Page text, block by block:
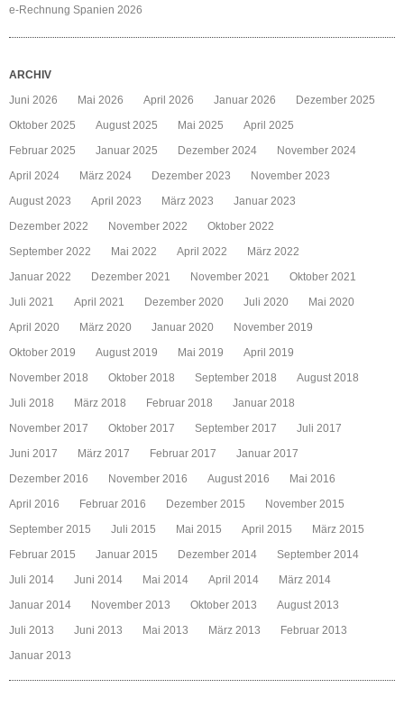
e-Rechnung Spanien 2026
ARCHIV
Juni 2026
Mai 2026 April 2026 Januar 2026
Dezember 2025
Oktober 2025
August 2025 Mai 2025
April 2025
Februar 2025
Januar 2025 Dezember 2024
November 2024
April 2024
März 2024 Dezember 2023
November 2023
August 2023
April 2023 März 2023
Januar 2023
Dezember 2022
November 2022
Oktober 2022
September 2022
Mai 2022 April 2022
März 2022
Januar 2022
Dezember 2021 November 2021
Oktober 2021
Juli 2021
April 2021 Dezember 2020 Juli 2020
Mai 2020
April 2020
März 2020 Januar 2020
November 2019
Oktober 2019
August 2019 Mai 2019
April 2019
November 2018
Oktober 2018 September 2018
August 2018
Juli 2018
März 2018 Februar 2018
Januar 2018
November 2017
Oktober 2017 September 2017
Juli 2017
Juni 2017
März 2017 Februar 2017
Januar 2017
Dezember 2016
November 2016 August 2016
Mai 2016
April 2016
Februar 2016 Dezember 2015
November 2015
September 2015
Juli 2015 Mai 2015 April 2015
März 2015
Februar 2015
Januar 2015 Dezember 2014
September 2014
Juli 2014
Juni 2014 Mai 2014 April 2014
März 2014
Januar 2014
November 2013 Oktober 2013
August 2013
Juli 2013
Juni 2013 Mai 2013 März 2013
Februar 2013
Januar 2013